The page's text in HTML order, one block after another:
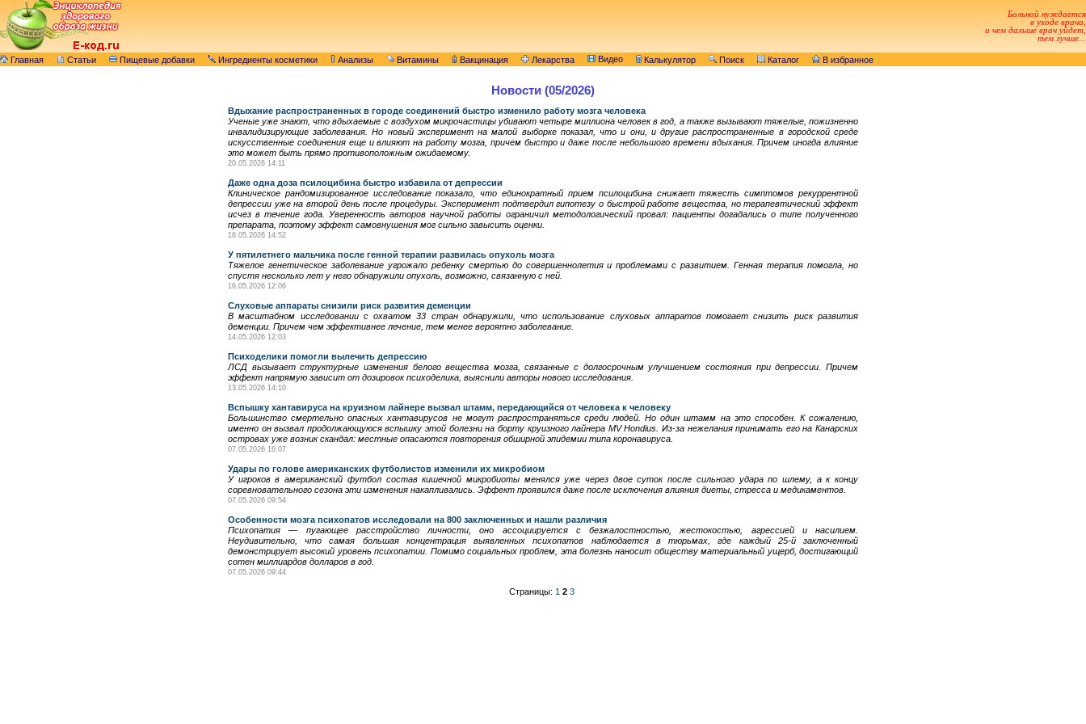
Больной нуждается
в уходе врача,
и чем дальше врач уйдет,
тем лучше...
Главная Статьи Пищевые добавки Ингредиенты косметики Анализы Витамины Вакцинация Лекарства Видео Калькулятор Поиск Каталог В избранное
Новости (05/2026)
Вдыхание распространенных в городе соединений быстро изменило работу мозга человека
Ученые уже знают, что вдыхаемые с воздухом микрочастицы убивают четыре миллиона человек в год, а также вызывают тяжелые, пожизненно
инвалидизирующие заболевания. Но новый эксперимент на малой выборке показал, что и они, и другие распространенные в городской среде
искусственные соединения еще и влияют на работу мозга, причем быстро и даже после небольшого времени вдыхания. Причем иногда влияние
это может быть прямо противоположным ожидаемому.
20.05.2026 14:11
Даже одна доза псилоцибина быстро избавила от депрессии
Клиническое рандомизированное исследование показало, что единократный прием псилоцибина снижает тяжесть симптомов рекуррентной
депрессии уже на второй день после процедуры. Эксперимент подтвердил гипотезу о быстрой работе вещества, но терапевтический эффект
исчез в течение года. Уверенность авторов научной работы ограничил методологический провал: пациенты догадались о типе полученного
препарата, поэтому эффект самовнушения мог сильно завысить оценки.
18.05.2026 14:52
У пятилетнего мальчика после генной терапии развилась опухоль мозга
Тяжелое генетическое заболевание угрожало ребенку смертью до совершеннолетия и проблемами с развитием. Генная терапия помогла, но
спустя несколько лет у него обнаружили опухоль, возможно, связанную с ней.
16.05.2026 12:06
Слуховые аппараты снизили риск развития деменции
В масштабном исследовании с охватом 33 стран обнаружили, что использование слуховых аппаратов помогает снизить риск развития
деменции. Причем чем эффективнее лечение, тем менее вероятно заболевание.
14.05.2026 12:03
Психоделики помогли вылечить депрессию
ЛСД вызывает структурные изменения белого вещества мозга, связанные с долгосрочным улучшением состояния при депрессии. Причем
эффект напрямую зависит от дозировок психоделика, выяснили авторы нового исследования.
13.05.2026 14:10
Вспышку хантавируса на круизном лайнере вызвал штамм, передающийся от человека к человеку
Большинство смертельно опасных хантавирусов не могут распространяться среди людей. Но один штамм на это способен. К сожалению,
именно он вызвал продолжающуюся вспышку этой болезни на борту круизного лайнера MV Hondius. Из-за нежелания принимать его на Канарских
островах уже возник скандал: местные опасаются повторения обширной эпидемии типа коронавируса.
07.05.2026 16:07
Удары по голове американских футболистов изменили их микробиом
У игроков в американский футбол состав кишечной микробиоты менялся уже через двое суток после сильного удара по шлему, а к концу
соревновательного сезона эти изменения накапливались. Эффект проявился даже после исключения влияния диеты, стресса и медикаментов.
07.05.2026 09:54
Особенности мозга психопатов исследовали на 800 заключенных и нашли различия
Психопатия — пугающее расстройство личности, оно ассоциируется с безжалостностью, жестокостью, агрессией и насилием.
Неудивительно, что самая большая концентрация выявленных психопатов наблюдается в тюрьмах, где каждый 25-й заключенный
демонстрирует высокий уровень психопатии. Помимо социальных проблем, эта болезнь наносит обществу материальный ущерб, достигающий
сотен миллиардов долларов в год.
07.05.2026 09:44
Страницы: 1 2 3